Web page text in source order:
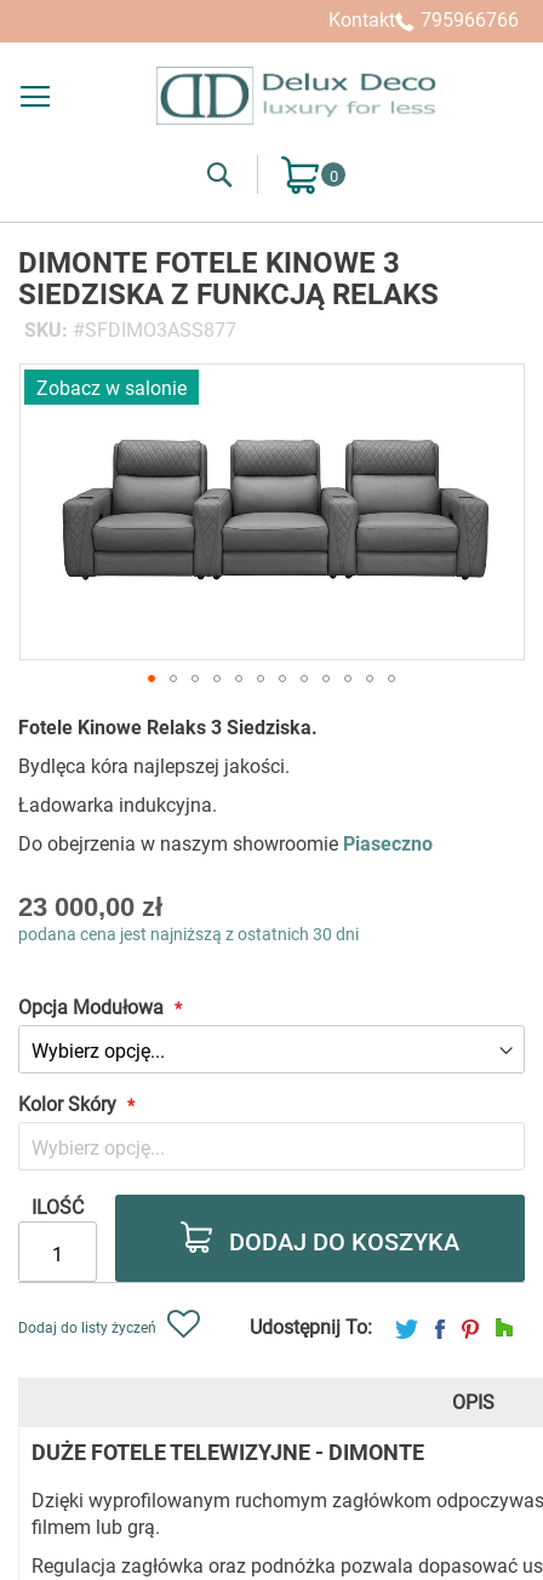
Kontakt 795966766
SearchMój koszyk
DIMONTE FOTELE KINOWE 3
SIEDZISKA Z FUNKCJĄ RELAKS
SKU
SFDIMO3ASS877
Przejdź
na
na
początek
Zobacz w salonie
Fotele Kinowe Relaks 3 Siedziska.
Bydlęca kóra najlepszej jakości.
Ładowarka indukcyjna.
Do obejrzenia w naszym showroomie Piaseczno
As
low
23 000,00 zł
podana cena jest najniższą z ostatnich 30 dni
Opcja Modułowa
Kolor Skóry
ILOŚĆ
DODAJ DO KOSZYKA
Dodaj do listy życzeń Udostępnij To:
OPIS
DUŻE FOTELE TELEWIZYJNE - DIMONTE
Dzięki wyprofilowanym ruchomym zagłówkom
filmem lub grą.
Regulacja zagłówka oraz podnóżka pozwala dopasować